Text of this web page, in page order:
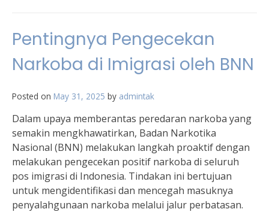
Pentingnya Pengecekan
Narkoba di Imigrasi oleh BNN
Posted on May 31, 2025 by admintak
Dalam upaya memberantas peredaran narkoba yang
semakin mengkhawatirkan, Badan Narkotika
Nasional (BNN) melakukan langkah proaktif dengan
melakukan pengecekan positif narkoba di seluruh
pos imigrasi di Indonesia. Tindakan ini bertujuan
untuk mengidentifikasi dan mencegah masuknya
penyalahgunaan narkoba melalui jalur perbatasan.